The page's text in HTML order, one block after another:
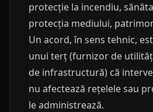
protecție la incendiu,
protecția mediului,
Un acord, în sens tehnic,
unui terț (furnizor de
de infrastructură) că
nu afectează rețelele sau
le administrează.